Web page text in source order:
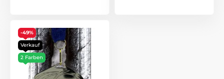
-49%
Verkauf
2 Farben